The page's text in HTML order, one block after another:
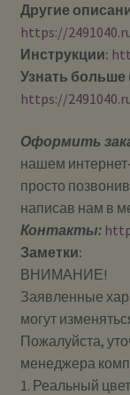
Другие
https://
Инструкции:
Узнать
https://
Оформить
нашем
просто
написав нам в
Контакты:
Заметки:
ВНИМАНИЕ!
Заявленные
могут
Пожалуйста,
менеджера
1. Реальный